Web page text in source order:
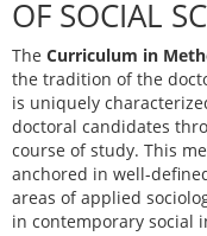
OF SOCIAL
The Curriculum in
the tradition of the
is uniquely
doctoral candidates
course of study. This
anchored in well-
areas of applied
in contemporary social